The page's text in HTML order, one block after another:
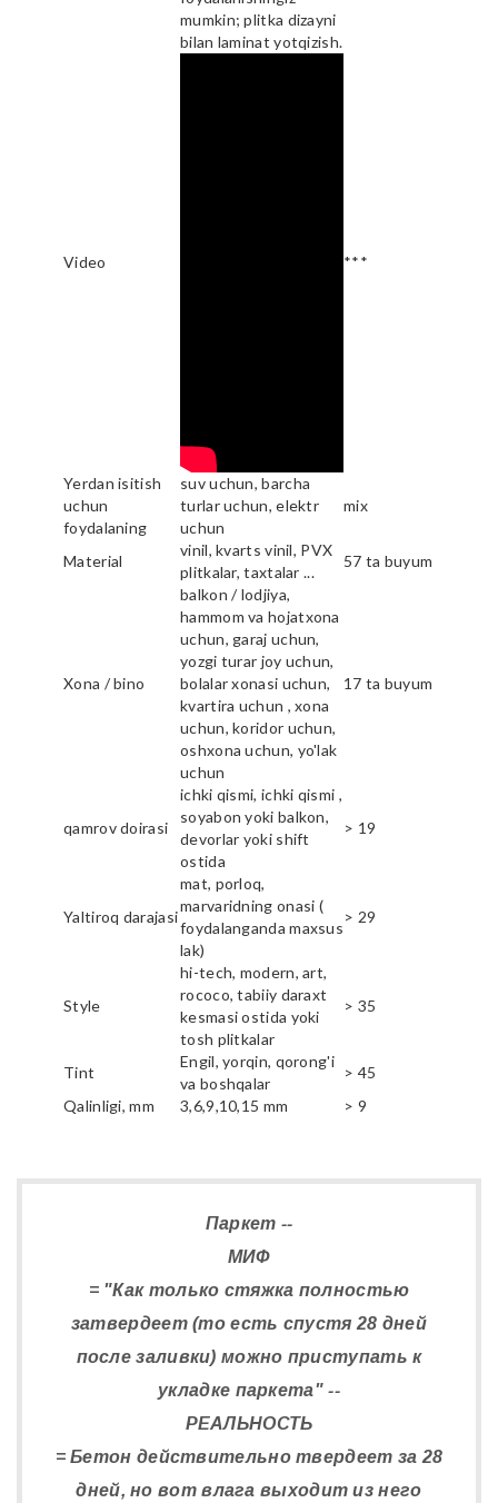
mumkin; plitka dizayni
bilan laminat yotqizish.
Video ***
Yerdan isitish
uchun
foydalaning
suv uchun, barcha
turlar uchun, elektr
uchun
mix
Material
vinil, kvarts vinil, PVX
plitkalar, taxtalar ...
57 ta buyum
Xona / bino
balkon / lodjiya,
hammom va hojatxona
uchun, garaj uchun,
yozgi turar joy uchun,
bolalar xonasi uchun,
kvartira uchun , xona
uchun, koridor uchun,
oshxona uchun, yo'lak
uchun
17 ta buyum
qamrov doirasi
ichki qismi, ichki qismi ,
soyabon yoki balkon,
devorlar yoki shift
ostida
> 19
Yaltiroq darajasi
mat, porloq,
marvaridning onasi (
foydalanganda maxsus
lak)
> 29
Style
hi-tech, modern, art,
rococo, tabiiy daraxt
kesmasi ostida yoki
tosh plitkalar
> 35
Tint
Engil, yorqin, qorong'i
va boshqalar
> 45
Qalinligi, mm
3,6,9,10,15 mm > 9
Паркет --
МИФ
= "Как только стяжка полностью
затвердеет (то есть спустя 28 дней
после заливки) можно приступать к
укладке паркета" --
РЕАЛЬНОСТЬ
= Бетон действительно твердеет за 28
дней, но вот влага выходит из него